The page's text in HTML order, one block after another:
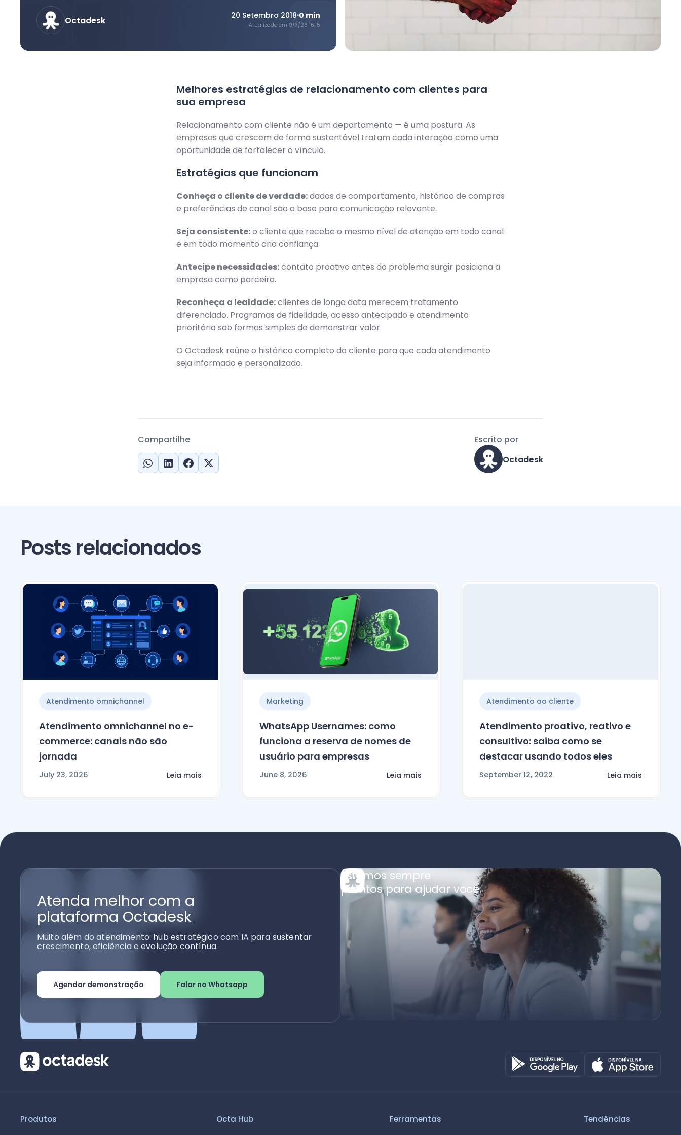
Octadesk 20 Setembro 2018 0 min
Atualizado em 9/3/26 16:15
Melhores estratégias de relacionamento com clientes para
sua empresa
Relacionamento com cliente não é um departamento — é uma postura. As
empresas que crescem de forma sustentável tratam cada interação como uma
oportunidade de fortalecer o vínculo.
Estratégias que funcionam
Conheça o cliente de verdade:dados de comportamento, histórico de compras
e preferências de canal são a base para comunicação relevante.
Seja consistente:o cliente que recebe o mesmo nível de atenção em todo canal
e em todo momento cria confiança.
Antecipe necessidades:contato proativo antes do problema surgir posiciona a
empresa como parceira.
Reconheça a lealdade:clientes de longa data merecem tratamento
diferenciado. Programas de fidelidade, acesso antecipado e atendimento
prioritário são formas simples de demonstrar valor.
O Octadesk reúne o histórico completo do cliente para que cada atendimento
seja informado e personalizado.
Compartilhe
Escrito por
Octadesk
Posts relacionados
Atendimento omnichannel
Atendimento omnichannel no e-
commerce: canais não são
jornada
July 23, 2026 Leia mais
Marketing
WhatsApp Usernames: como
funciona a reserva de nomes de
usuário para empresas
June 8, 2026 Leia mais
Atendimento ao cliente
Atendimento proativo, reativo e
consultivo: saiba como se
destacar usando todos eles
September 12, 2022 Leia mais
Atenda melhor com a
plataforma Octadesk
Muito além do atendimento: hub estratégico com IA para sustentar
crescimento, eficiência e evolução contínua.
Agendar demonstração Falar no Whatsapp
Estamos sempre
prontos para ajudar você.
Produtos
Octa Hub
Ferramentas
Tendências
Octadesk
Online agora